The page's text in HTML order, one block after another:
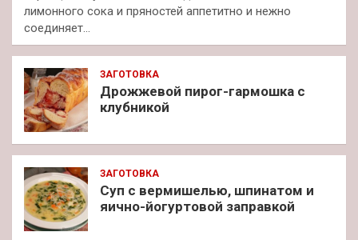
лимонного сока и пряностей аппетитно и нежно
соединяет…
ЗАГОТОВКА
Дрожжевой пирог-гармошка с
клубникой
ЗАГОТОВКА
Суп с вермишелью, шпинатом и
яично-йогуртовой заправкой